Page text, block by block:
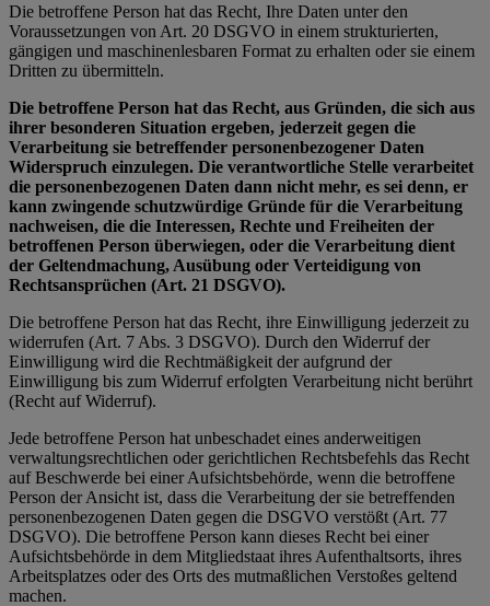
Die betroffene Person hat das Recht, Ihre Daten unter den
Voraussetzungen von Art. 20 DSGVO in einem strukturierten,
gängigen und maschinenlesbaren Format zu erhalten oder sie einem
Dritten zu übermitteln.
Die betroffene Person hat das Recht, aus Gründen, die sich aus
ihrer besonderen Situation ergeben, jederzeit gegen die
Verarbeitung sie betreffender personenbezogener Daten
Widerspruch einzulegen. Die verantwortliche Stelle verarbeitet
die personenbezogenen Daten dann nicht mehr, es sei denn, er
kann zwingende schutzwürdige Gründe für die Verarbeitung
nachweisen, die die Interessen, Rechte und Freiheiten der
betroffenen Person überwiegen, oder die Verarbeitung dient
der Geltendmachung, Ausübung oder Verteidigung von
Rechtsansprüchen (Art. 21 DSGVO).
Die betroffene Person hat das Recht, ihre Einwilligung jederzeit zu
widerrufen (Art. 7 Abs. 3 DSGVO). Durch den Widerruf der
Einwilligung wird die Rechtmäßigkeit der aufgrund der
Einwilligung bis zum Widerruf erfolgten Verarbeitung nicht berührt
(Recht auf Widerruf).
Jede betroffene Person hat unbeschadet eines anderweitigen
verwaltungsrechtlichen oder gerichtlichen Rechtsbefehls das Recht
auf Beschwerde bei einer Aufsichtsbehörde, wenn die betroffene
Person der Ansicht ist, dass die Verarbeitung der sie betreffenden
personenbezogenen Daten gegen die DSGVO verstößt (Art. 77
DSGVO). Die betroffene Person kann dieses Recht bei einer
Aufsichtsbehörde in dem Mitgliedstaat ihres Aufenthaltsorts, ihres
Arbeitsplatzes oder des Orts des mutmaßlichen Verstoßes geltend
machen.